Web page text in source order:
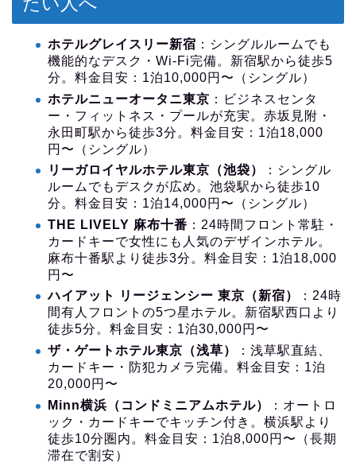
ホテルグレイスリー新宿 ：シングルルームでも
機能的なデスク・Wi-Fi完備。新宿駅から徒歩5
分。料金目安：1泊10,000円〜（シングル）
ホテルニューオータニ東京 ：ビジネスセンタ
ー・フィットネス・プールが充実。赤坂見附・
永田町駅から徒歩3分。料金目安：1泊18,000
円〜（シングル）
リーガロイヤルホテル東京（池袋）
：シングル
ルームでもデスクが広め。池袋駅から徒歩10
分。料金目安：1泊14,000円〜（シングル）
THE LIVELY 麻布十番 ：24時間フロント常駐・
カードキーで女性にも人気のデザインホテル。
麻布十番駅より徒歩3分。料金目安：1泊18,000
円〜
ハイアット リージェンシー 東京（新宿）
：24時
間有人フロントの5つ星ホテル。新宿駅西口より
徒歩5分。料金目安：1泊30,000円〜
ザ・ゲートホテル東京（浅草）
：浅草駅直結、
カードキー・防犯カメラ完備。料金目安：1泊
20,000円〜
Minn横浜（コンドミニアムホテル）
：オートロ
ック・カードキーでキッチン付き。横浜駅より
徒歩10分圏内。料金目安：1泊8,000円〜（長期
滞在で割安）